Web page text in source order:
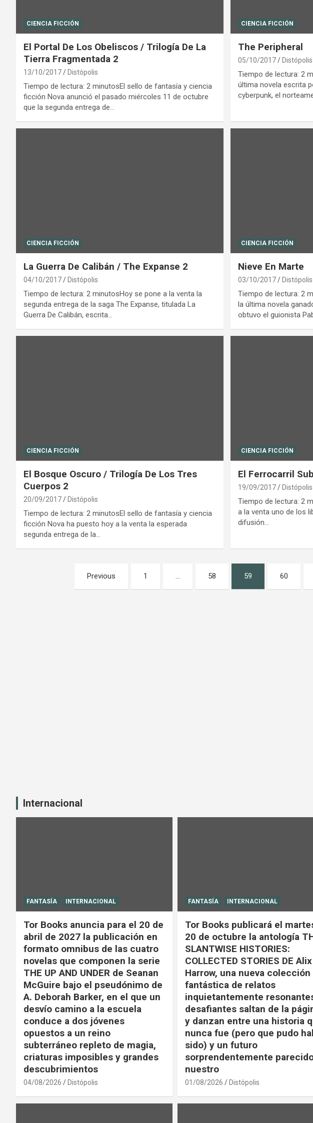
CIENCIA FICCIÓN
El Portal De Los Obeliscos / Trilogía De La
Tierra Fragmentada 2
13/10/2017 Distópolis
Tiempo de lectura: 2 minutosEl sello de fantasía y ciencia
ficción Nova anunció el pasado miércoles 11 de octubre
que la segunda entrega de…
CIENCIA FICCIÓN
The Peripheral
05/10/2017 Distópolis
Tiempo de lectura: 2
última novela escrita
cyberpunk, el
CIENCIA FICCIÓN
La Guerra De Calibán / The Expanse 2
04/10/2017 Distópolis
Tiempo de lectura: 2 minutosHoy se pone a la venta la
segunda entrega de la saga The Expanse, titulada La
Guerra De Calibán, escrita…
CIENCIA FICCIÓN
Nieve En Marte
03/10/2017 Distópolis
Tiempo de lectura: 2
la última novela
obtuvo el guionista
CIENCIA FICCIÓN
El Bosque Oscuro / Trilogía De Los Tres
Cuerpos 2
20/09/2017 Distópolis
Tiempo de lectura: 2 minutosEl sello de fantasía y ciencia
ficción Nova ha puesto hoy a la venta la esperada
segunda entrega de la…
CIENCIA FICCIÓN
El Ferrocarril
19/09/2017 Distópolis
Tiempo de lectura: 2
a la venta uno de los
difusión…
PaginaciónPrevious 1 … 58 59 60
Internacional
FANTASÍA INTERNACIONAL
Tor Books anuncia para el 20 de
abril de 2027 la publicación en
formato omnibus de las cuatro
novelas que componen la serie
THE UP AND UNDER de Seanan
McGuire bajo el pseudónimo de
A. Deborah Barker, en el que un
desvío camino a la escuela
conduce a dos jóvenes
opuestos a un reino
subterráneo repleto de magia,
criaturas imposibles y grandes
descubrimientos
04/08/2026 Distópolis
FANTASÍA INTERNACIONAL
Tor Books publicará el
20 de octubre la antología
SLANTWISE HISTORIES:
COLLECTED STORIES DE
Harrow, una nueva colección
fantástica de relatos
inquietantemente
desafiantes saltan de la
y danzan entre una historia
nunca fue (pero que pudo
sido) y un futuro
sorprendentemente
nuestro
01/08/2026 Distópolis